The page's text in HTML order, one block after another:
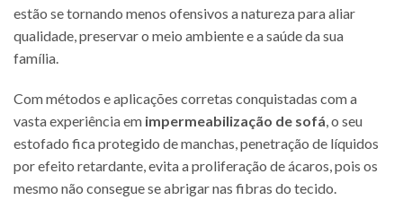
estão se tornando menos ofensivos a natureza para aliar
qualidade, preservar o meio ambiente e a saúde da sua
família.
Com métodos e aplicações corretas conquistadas com a
vasta experiência em impermeabilização de sofá, o seu
estofado fica protegido de manchas, penetração de líquidos
por efeito retardante, evita a proliferação de ácaros, pois os
mesmo não consegue se abrigar nas fibras do tecido.